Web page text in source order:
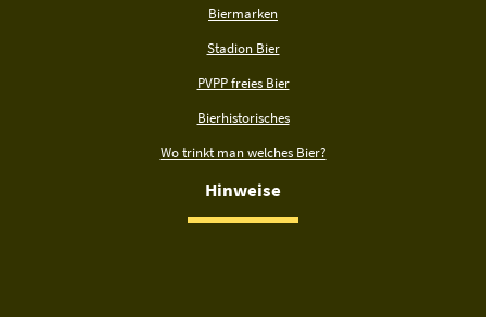
Biermarken
Stadion Bier
PVPP freies Bier
Bierhistorisches
Wo trinkt man welches Bier?
Hinweise